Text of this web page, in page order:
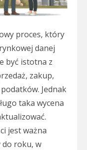
proces, który
danej
być istotna z
zakup,
Jednak
taka wycena
jest ważna
do roku, w